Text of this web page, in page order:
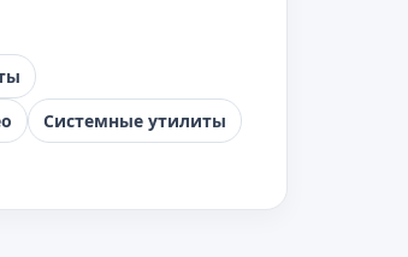
Системные утилиты